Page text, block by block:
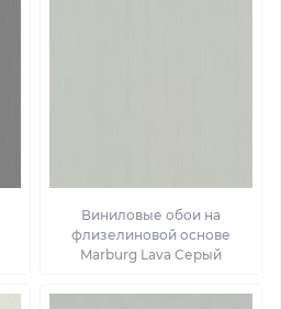
Виниловые обои на
флизелиновой основе
Marburg Lava Серый